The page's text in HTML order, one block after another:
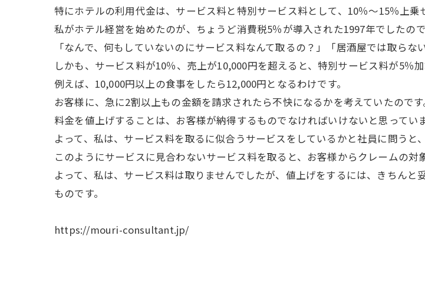
特にホテルの利用代金は、サービス料と特別サービス料として、10％～15％上乗
私がホテル経営を始めたのが、ちょうど消費税5％が導入された1997年でしたの
「なんで、何もしていないのにサービス料なんて取るの？」「居酒屋では取らな
しかも、サービス料が10％、売上が10,000円を超えると、特別サービス料が5％加
例えば、10,000円以上の食事をしたら12,000円となるわけです。
お客様に、急に2割以上もの金額を請求されたら不快になるかを考えていたのです
料金を値上げすることは、お客様が納得するものでなければいけないと思っていま
よって、私は、サービス料を取るに似合うサービスをしているかと社員に問うと
このようにサービスに見合わないサービス料を取ると、お客様からクレームの対
よって、私は、サービス料は取りませんでしたが、値上げをするには、きちん
ものです。
https://mouri-consultant.jp/